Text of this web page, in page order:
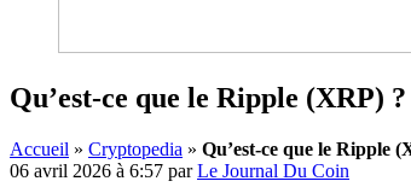
Qu’est-ce que le Ripple (XRP)
Accueil » Cryptopedia » Qu’est-ce que le Ripple
06 avril 2026 à 6:57 parLe Journal Du Coin